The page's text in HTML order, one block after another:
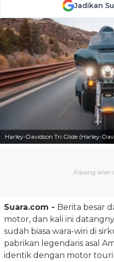
Jadikan
Harley-Davidson Tri Glide (Harley-
Suara.com - Berita besar
motor, dan kali ini
sudah biasa wara-wiri di
pabrikan legendaris asal
identik dengan motor